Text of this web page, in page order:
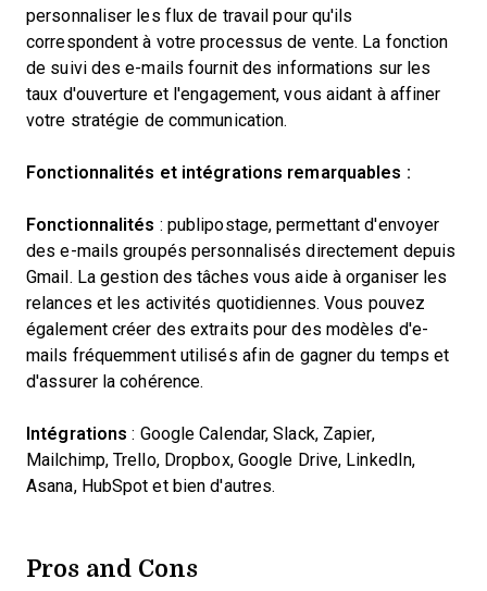
personnaliser les flux de travail pour qu'ils
correspondent à votre processus de vente. La fonction
de suivi des e-mails fournit des informations sur les
taux d'ouverture et l'engagement, vous aidant à affiner
votre stratégie de communication.
Fonctionnalités et intégrations remarquables :
Fonctionnalités : publipostage, permettant d'envoyer
des e-mails groupés personnalisés directement depuis
Gmail. La gestion des tâches vous aide à organiser les
relances et les activités quotidiennes. Vous pouvez
également créer des extraits pour des modèles d'e-
mails fréquemment utilisés afin de gagner du temps et
d'assurer la cohérence.
Intégrations : Google Calendar, Slack, Zapier,
Mailchimp, Trello, Dropbox, Google Drive, LinkedIn,
Asana, HubSpot et bien d'autres.
Pros and Cons